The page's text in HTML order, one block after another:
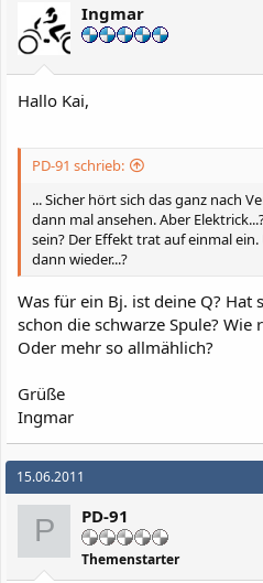
Ingmar
Hallo Kai,
PD-91 schrieb:
... Sicher hört sich das ganz nach
dann mal ansehen. Aber
sein? Der Effekt trat auf einmal
dann wieder...?
Was für ein Bj. ist deine Q? Hat
schon die schwarze Spule? Wie
Oder mehr so allmählich?
Grüße
Ingmar
15.06.2011
P PD-91
Themenstarter